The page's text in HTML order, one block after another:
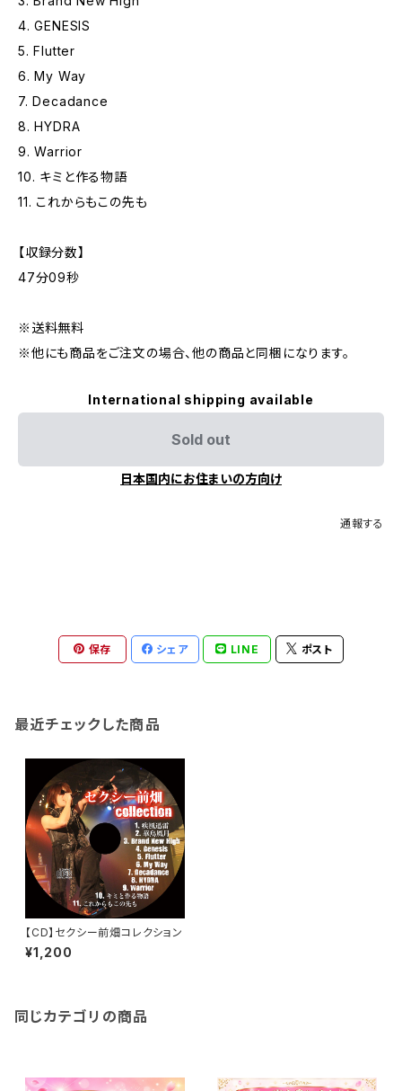
4. GENESIS
5. Flutter
6. My Way
7. Decadance
8. HYDRA
9. Warrior
10. キミと作る物語
11. これからもこの先も
【収録分数】
47分09秒
※送料無料
※他にも商品をご注文の場合、他の商品と同梱になります。
International shipping available
Sold out
日本国内にお住まいの方向け
通報する
保存 シェア LINE ポスト
最近チェックした商品
【CD】セクシー前畑コレクション
¥1,200
同じカテゴリの商品